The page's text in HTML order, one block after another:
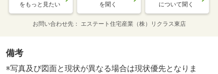
をもっと見たい を聞く について聞く
お問い合わせ先 エステート住宅産業（株）リクラス東店
備考
※写真及び図面と現状が異なる場合は現状優先となりま